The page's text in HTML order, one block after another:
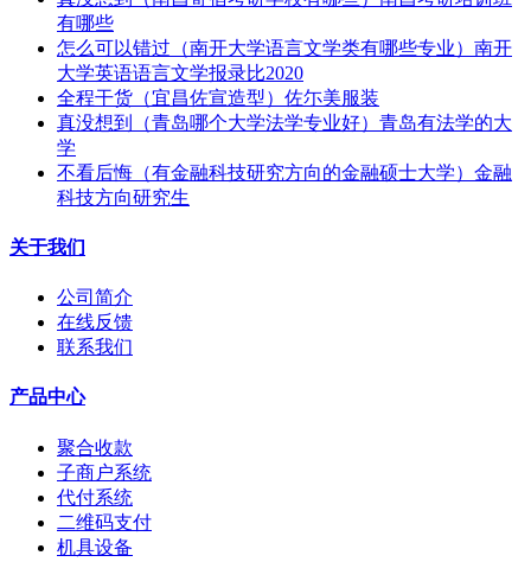
有哪些
怎么可以错过（南开大学语言文学类有哪些专业）南开
大学英语语言文学报录比2020
全程干货（宜昌佐宣造型）佐尓美服装
真没想到（青岛哪个大学法学专业好）青岛有法学的大
学
不看后悔（有金融科技研究方向的金融硕士大学）金融
科技方向研究生
关于我们
公司简介
在线反馈
联系我们
产品中心
聚合收款
子商户系统
代付系统
二维码支付
机具设备